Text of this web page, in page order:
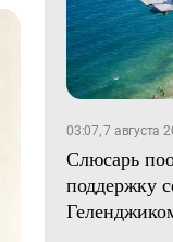
03:07, 7 августа
Слюсарь
поддержку